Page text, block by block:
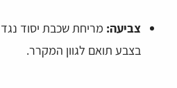
צביעה: מריחת שכבת יסוד
בצבע תואם לגוון המקרר.